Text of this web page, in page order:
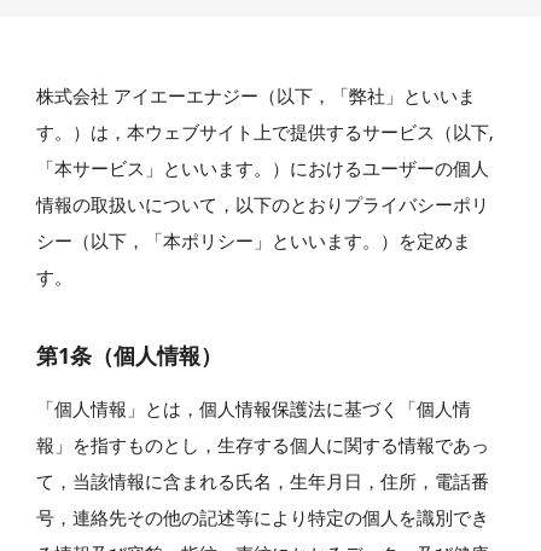
株式会社 アイエーエナジー（以下，「弊社」といいま
す。）は，本ウェブサイト上で提供するサービス（以下,
「本サービス」といいます。）におけるユーザーの個人
情報の取扱いについて，以下のとおりプライバシーポリ
シー（以下，「本ポリシー」といいます。）を定めま
す。
第1条（個人情報）
「個人情報」とは，個人情報保護法に基づく「個人情
報」を指すものとし，生存する個人に関する情報であっ
て，当該情報に含まれる氏名，生年月日，住所，電話番
号，連絡先その他の記述等により特定の個人を識別でき